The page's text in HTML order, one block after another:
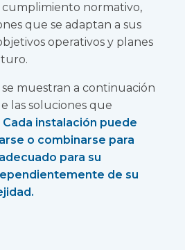
cumplimiento normativo,
que se adaptan a sus
operativos y planes
muestran a continuación
las soluciones que
Cada instalación puede
o combinarse para
para su
de su